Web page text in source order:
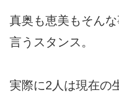
真奥も恵美もそん
言うスタンス。
実際に2人は現在の